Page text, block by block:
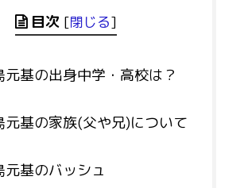
目次 [閉じる]
元基の出身中学・高校は？
元基の家族(父や兄)について
元基のバッシュ